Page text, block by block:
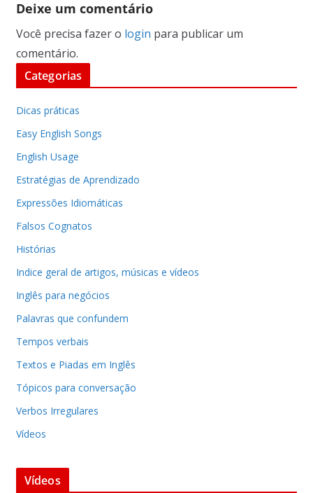
Deixe um comentário
Você precisa fazer o login para publicar um
comentário.
Categorias
Dicas práticas
Easy English Songs
English Usage
Estratégias de Aprendizado
Expressões Idiomáticas
Falsos Cognatos
Histórias
Indice geral de artigos, músicas e vídeos
Inglês para negócios
Palavras que confundem
Tempos verbais
Textos e Piadas em Inglês
Tópicos para conversação
Verbos Irregulares
Vídeos
Vídeos